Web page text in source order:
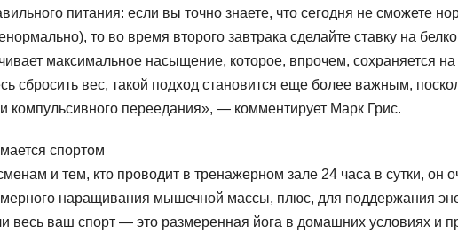
питания: если вы точно знаете, что сегодня не сможете
то во время второго завтрака сделайте ставку на
максимальное насыщение, которое, впрочем, сохраняется
сбросить вес, такой подход становится еще более важным,
компульсивного переедания», — комментирует Марк Грис.
спортом
и тем, кто проводит в тренажерном зале 24 часа в сутки, он
наращивания мышечной массы, плюс, для поддержания
весь ваш спорт — это размеренная йога в домашних условиях и